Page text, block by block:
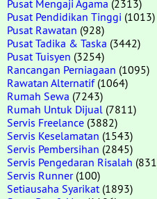
Pusat Mengaji Agama (2313)
Pusat Pendidikan Tinggi (1013)
Pusat Rawatan (928)
Pusat Tadika & Taska (3442)
Pusat Tuisyen (3254)
Rancangan Perniagaan (1095)
Rawatan Alternatif(1064)
Rumah Sewa (7243)
Rumah Untuk Dijual (7811)
Servis Freelance (3882)
Servis Keselamatan (1543)
Servis Pembersihan (2845)
Servis Pengedaran Risalah
Servis Runner(100)
Setiausaha Syarikat (1893)